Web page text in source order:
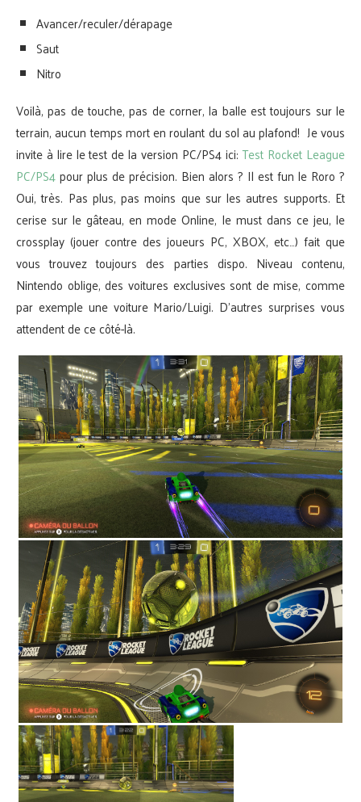
Avancer/reculer/dérapage
Saut
Nitro
Voilà, pas de touche, pas de corner, la balle est toujours sur le
terrain, aucun temps mort en roulant du sol au plafond! Je vous
invite à lire le test de la version PC/PS4 ici:Test Rocket League
PC/PS4pour plus de précision. Bien alors ? Il est fun le Roro ?
Oui, très. Pas plus, pas moins que sur les autres supports. Et
cerise sur le gâteau, en mode Online, le must dans ce jeu, le
crossplay (jouer contre des joueurs PC, XBOX, etc…) fait que
vous trouvez toujours des parties dispo. Niveau contenu,
Nintendo oblige, des voitures exclusives sont de mise, comme
par exemple une voiture Mario/Luigi. D’autres surprises vous
attendent de ce côté-là.